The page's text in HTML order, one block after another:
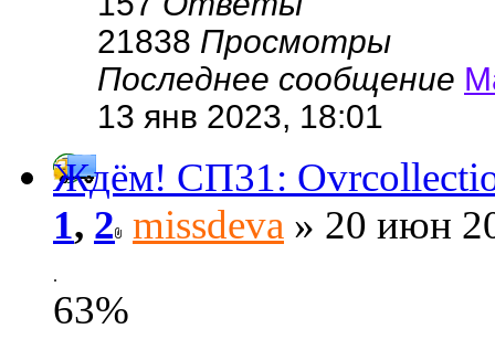
21838 Просмотры
Последнее сообщение
13 янв 2023, 18:01
Ждём! СП31:
1, 2 missdeva » 20 июн
.
63%